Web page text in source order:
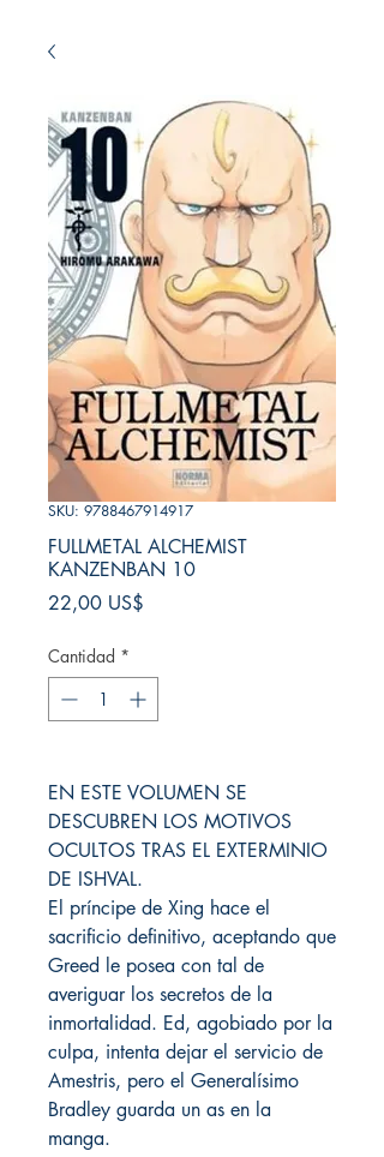
SKU: 9788467914917
FULLMETAL ALCHEMIST
KANZENBAN 10
22,00 US$
Cantidad *
EN ESTE VOLUMEN SE
DESCUBREN LOS MOTIVOS
OCULTOS TRAS EL EXTERMINIO
DE ISHVAL.
El príncipe de Xing hace el
sacrificio definitivo, aceptando que
Greed le posea con tal de
averiguar los secretos de la
inmortalidad. Ed, agobiado por la
culpa, intenta dejar el servicio de
Amestris, pero el Generalísimo
Bradley guarda un as en la
manga.